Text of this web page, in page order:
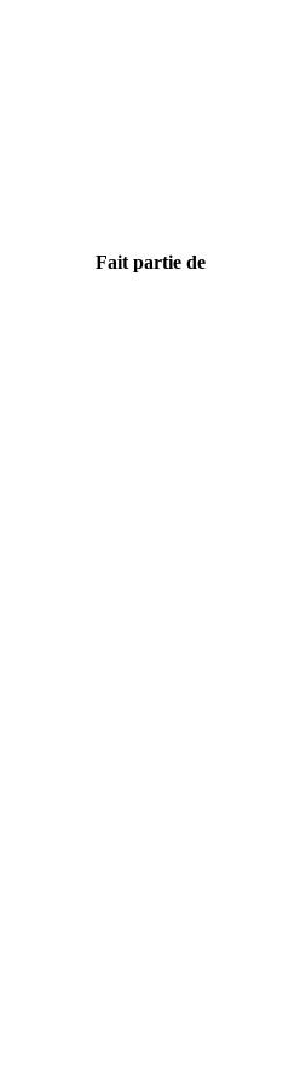
Fait partie de